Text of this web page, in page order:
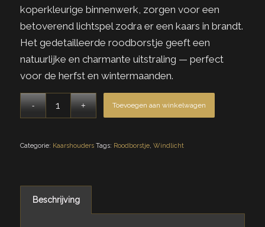
koperkleurige binnenwerk, zorgen voor een
betoverend lichtspel zodra er een kaars in brandt.
Het gedetailleerde roodborstje geeft een
natuurlijke en charmante uitstraling — perfect
voor de herfst en wintermaanden.
Toevoegen aan winkelwagen
Categorie: Kaarshouders Tags: Roodborstje, Windlicht
Beschrijving